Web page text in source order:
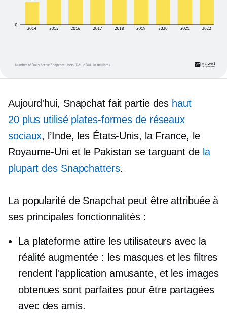
Aujourd'hui, Snapchat fait partie des haut
20 plus utiliséplates-formes de réseaux
sociaux, l’Inde, les États-Unis, la France, le
Royaume-Uni et le Pakistan se targuant de la
plupart des Snapchatters.
La popularité de Snapchat peut être attribuée à
ses principales fonctionnalités :
La plateforme attire les utilisateurs avec la
réalité augmentée : les masques et les filtres
rendent l'application amusante, et les images
obtenues sont parfaites pour être partagées
avec des amis.